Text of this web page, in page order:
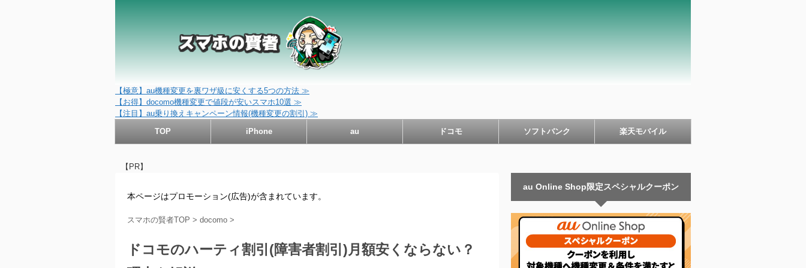
【極意】au機種変更を裏ワザ級に安くする5つの方法 ≫
【お得】docomo機種変更で値段が安いスマホ10選 ≫
【注目】au乗り換えキャンペーン情報(機種変更の割引) ≫
TOP
iPhone au ドコモ ソフトバンク 楽天モバイル
【PR】
本ページはプロモーション(広告)が含まれています。
スマホの賢者TOP > docomo >
ドコモのハーティ割引(障害者割引)月額安くならない？
au Online Shop限定スペシャルクーポン